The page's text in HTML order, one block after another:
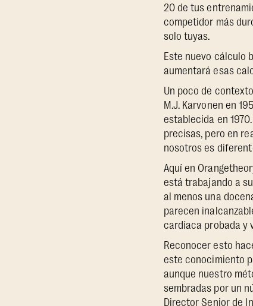
20 de tus
competidor más
solo tuyas.
Este nuevo cálculo
aumentará esas
Un poco de
M.J. Karvonen en
establecida en
precisas, pero en
nosotros es
Aquí en
está trabajando a
al menos una
parecen
cardíaca probada y
Reconocer esto
este conocimiento
aunque nuestro
sembradas por un
Director Senior de